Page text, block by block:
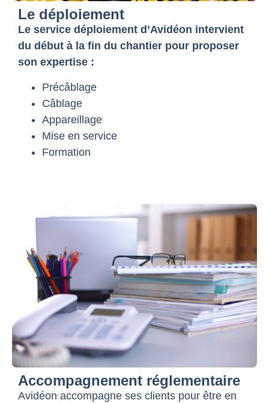
Le déploiement
Le service déploiement d’Avidéon intervient
du début à la fin du chantier pour proposer
son expertise :
Précâblage
Câblage
Appareillage
Mise en service
Formation
Accompagnement réglementaire
Avidéon accompagne ses clients pour être en